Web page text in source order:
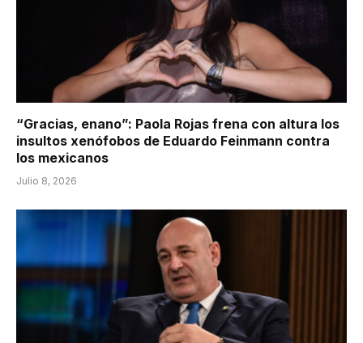
“Gracias, enano”: Paola Rojas frena con altura los
insultos xenófobos de Eduardo Feinmann contra
los mexicanos
Julio 8, 2026